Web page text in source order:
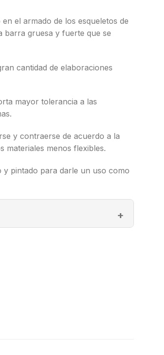
el armado de los esqueletos de
barra gruesa y fuerte que se
cantidad de elaboraciones
mayor tolerancia a las
y contraerse de acuerdo a la
materiales menos flexibles.
y pintado para darle un uso como